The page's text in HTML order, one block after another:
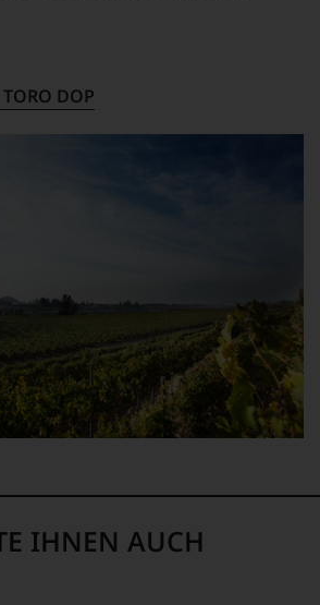
DOP
IHNEN AUCH